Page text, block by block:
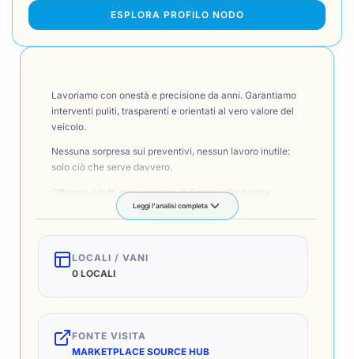
Lavoriamo con onestà e precisione da anni. Garantiamo
interventi puliti, trasparenti e orientati al vero valore del
veicolo.
Nessuna sorpresa sui preventivi, nessun lavoro inutile:
solo ciò che serve davvero.
Offriamo a tutti una garanzia di 8 anni sulla nostra
riparazione, veloce e di qualità.
Leggi l'analisi completa
LOCALI / VANI
0 LOCALI
FONTE VISITA
MARKETPLACE SOURCE HUB
ESPLORA PROFILO NODO